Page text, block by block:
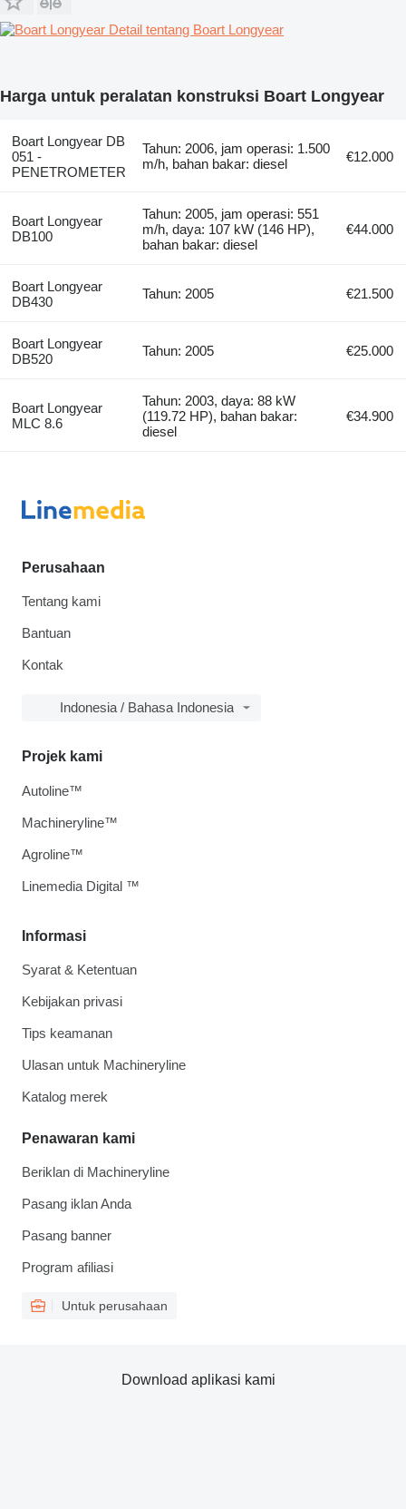
Detail tentang Boart Longyear
Harga untuk peralatan konstruksi Boart Longyear
Boart Longyear DB
051 -
PENETROMETER
Tahun: 2006, jam operasi: 1.500
m/h, bahan bakar: diesel
€12.000
Boart Longyear
DB100
Tahun: 2005, jam operasi: 551
m/h, daya: 107 kW (146 HP),
bahan bakar: diesel
€44.000
Boart Longyear
DB430
Tahun: 2005 €21.500
Boart Longyear
DB520
Tahun: 2005 €25.000
Boart Longyear
MLC 8.6
Tahun: 2003, daya: 88 kW
(119.72 HP), bahan bakar:
diesel
€34.900
Perusahaan
Tentang kami
Bantuan
Kontak
Indonesia / Bahasa Indonesia
Informasi
Syarat & Ketentuan
Kebijakan privasi
Tips keamanan
Ulasan untuk Machineryline
Katalog merek
Penawaran kami
Beriklan di Machineryline
Pasang iklan Anda
Pasang banner
Program afiliasi
Untuk perusahaan
Projek kami
Autoline™
Machineryline™
Agroline™
Linemedia Digital ™
Download aplikasi kami